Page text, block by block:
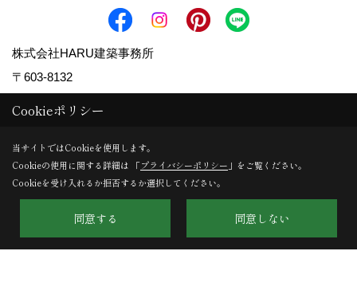
株式会社HARU建築事務所
〒603-8132
FAX：075-411-9332
＜営業時間＞9:00～18:00
＜定休日＞第１・第３土曜日、日曜日、祝日
Cookieポリシー
当サイトではCookieを使用します。
Cookieの使用に関する詳細は 「プライバシーポリシー 」をご覧ください。
Cookieを受け入れるか拒否するか選択してください。
同意する 同意しない